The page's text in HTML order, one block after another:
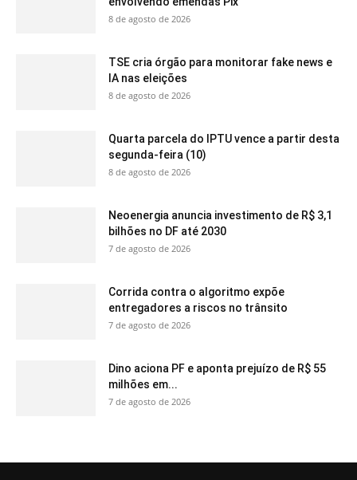
8 de agosto de 2026
TSE cria órgão para monitorar fake news e
IA nas eleições
8 de agosto de 2026
Quarta parcela do IPTU vence a partir desta
segunda-feira (10)
8 de agosto de 2026
Neoenergia anuncia investimento de R$ 3,1
bilhões no DF até 2030
7 de agosto de 2026
Corrida contra o algoritmo expõe
entregadores a riscos no trânsito
7 de agosto de 2026
Dino aciona PF e aponta prejuízo de R$ 55
milhões em...
7 de agosto de 2026